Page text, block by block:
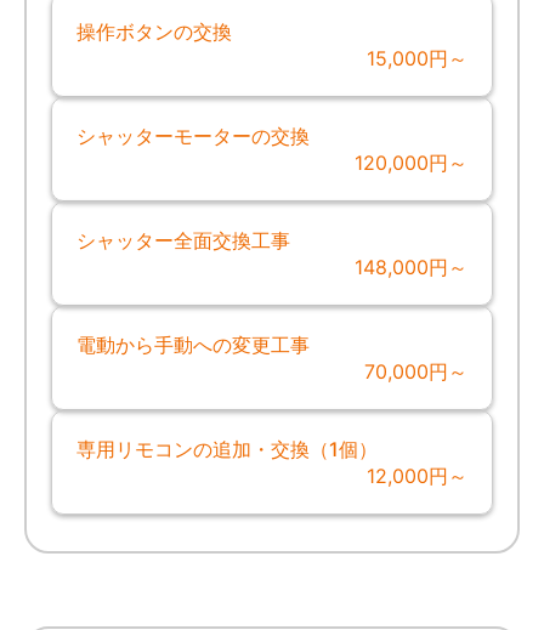
操作ボタンの交換
15,000円～
シャッターモーターの交換
120,000円～
シャッター全面交換工事
148,000円～
電動から手動への変更工事
70,000円～
専用リモコンの追加・交換（1個）
12,000円～